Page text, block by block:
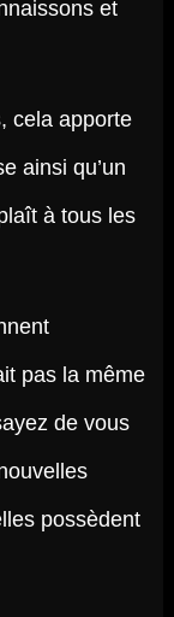
et
cela apporte
ainsi qu’un
à tous les
pas la même
de vous
possèdent